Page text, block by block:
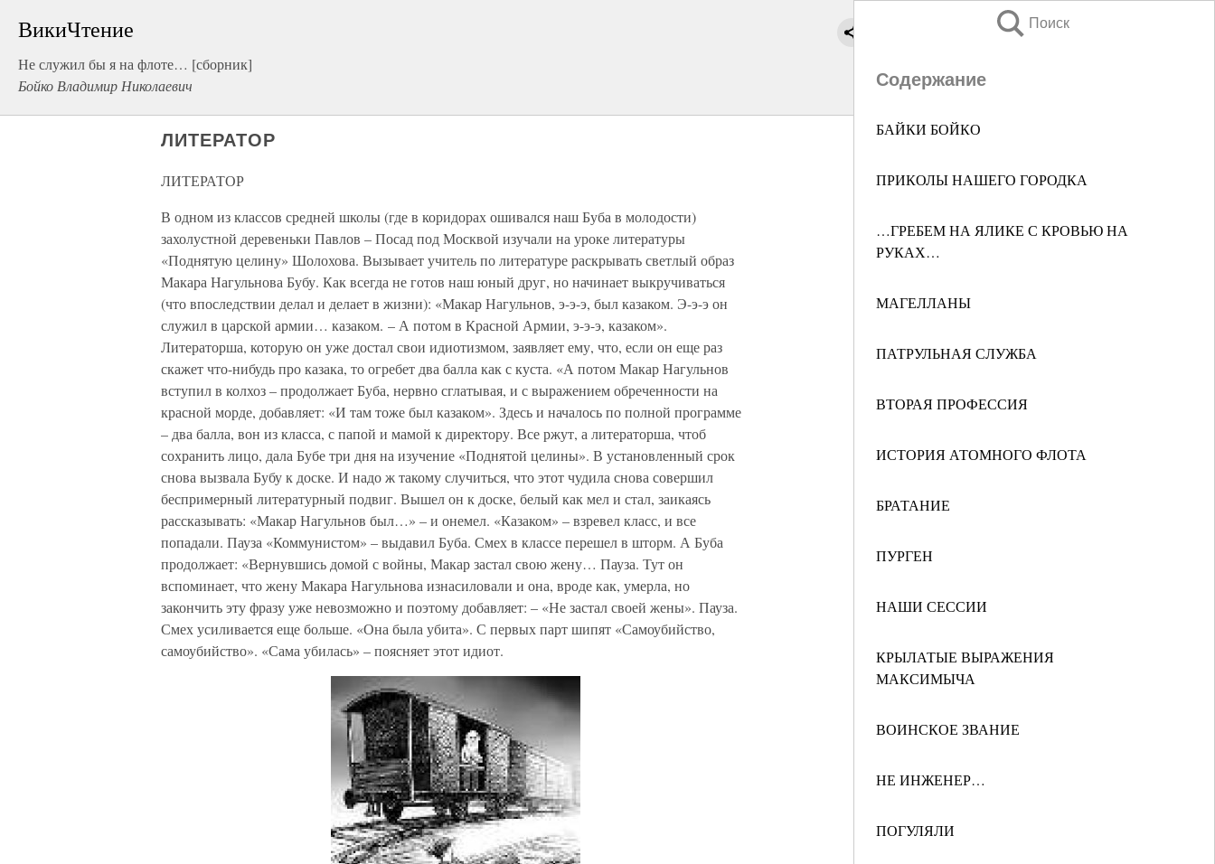
ВикиЧтение
Не служил бы я на флоте… [сборник]
Бойко Владимир Николаевич
Поиск
Содержание
БАЙКИ БОЙКО
ПРИКОЛЫ НАШЕГО ГОРОДКА
…ГРЕБЕМ НА ЯЛИКЕ С КРОВЬЮ НА
РУКАХ…
МАГЕЛЛАНЫ
ПАТРУЛЬНАЯ СЛУЖБА
ВТОРАЯ ПРОФЕССИЯ
ИСТОРИЯ АТОМНОГО ФЛОТА
БРАТАНИЕ
ПУРГЕН
НАШИ СЕССИИ
КРЫЛАТЫЕ ВЫРАЖЕНИЯ
МАКСИМЫЧА
ВОИНСКОЕ ЗВАНИЕ
НЕ ИНЖЕНЕР…
ПОГУЛЯЛИ
ЛИТЕРАТОР
ЛИТЕРАТОР
В одном из классов средней школы (где в коридорах ошивался наш Буба в молодости)
захолустной деревеньки Павлов – Посад под Москвой изучали на уроке литературы
«Поднятую целину» Шолохова. Вызывает учитель по литературе раскрывать светлый образ
Макара Нагульнова Бубу. Как всегда не готов наш юный друг, но начинает выкручиваться
(что впоследствии делал и делает в жизни): «Макар Нагульнов, э-э-э, был казаком. Э-э-э он
служил в царской армии… казаком. – А потом в Красной Армии, э-э-э, казаком».
Литераторша, которую он уже достал свои идиотизмом, заявляет ему, что, если он еще раз
скажет что-нибудь про казака, то огребет два балла как с куста. «А потом Макар Нагульнов
вступил в колхоз – продолжает Буба, нервно сглатывая, и с выражением обреченности на
красной морде, добавляет: «И там тоже был казаком». Здесь и началось по полной программе
– два балла, вон из класса, с папой и мамой к директору. Все ржут, а литераторша, чтоб
сохранить лицо, дала Бубе три дня на изучение «Поднятой целины». В установленный срок
снова вызвала Бубу к доске. И надо ж такому случиться, что этот чудила снова совершил
беспримерный литературный подвиг. Вышел он к доске, белый как мел и стал, заикаясь
рассказывать: «Макар Нагульнов был…» – и онемел. «Казаком» – взревел класс, и все
попадали. Пауза «Коммунистом» – выдавил Буба. Смех в классе перешел в шторм. А Буба
продолжает: «Вернувшись домой с войны, Макар застал свою жену… Пауза. Тут он
вспоминает, что жену Макара Нагульнова изнасиловали и она, вроде как, умерла, но
закончить эту фразу уже невозможно и поэтому добавляет: – «Не застал своей жены». Пауза.
Смех усиливается еще больше. «Она была убита». С первых парт шипят «Самоубийство,
самоубийство». «Сама убилась» – поясняет этот идиот.